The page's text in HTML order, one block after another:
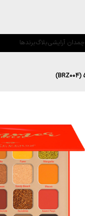
چمدان آرایشیبلاگبرندها